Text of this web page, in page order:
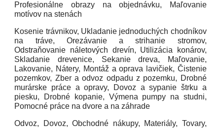
Profesionálne obrazy na objednávku, Maľovanie
motívov na stenách
Kosenie trávnikov, Ukladanie jednoduchých chodníkov
na tráve, Orezávanie a strihanie stromov,
Odstraňovanie náletových drevín, Utilizácia konárov,
Skladanie drevenice, Sekanie dreva, Maľovanie,
Lakovanie, Nátery, Montáž a oprava lavičiek, Čistenie
pozemkov, Zber a odvoz odpadu z pozemku, Drobné
murárske práce a opravy, Dovoz a sypanie štrku a
piesku, Drobné kopanie, Výmena pumpy na studni,
Pomocné práce na dvore a na záhrade
Odvoz, Dovoz, Obchodné nákupy, Materiály, Tovary,